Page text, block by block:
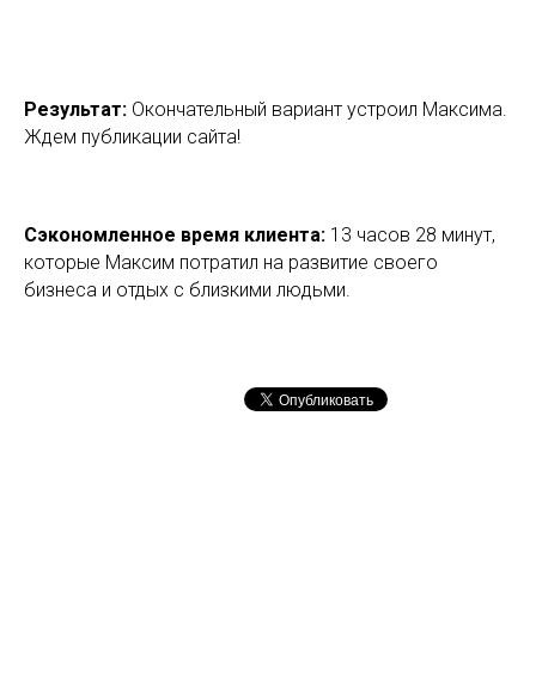
Результат: Окончательный вариант устроил Максима.
Ждем публикации сайта!
Сэкономленное время клиента: 13 часов 28 минут,
которые Максим потратил на развитие своего
бизнеса и отдых с близкими людьми.